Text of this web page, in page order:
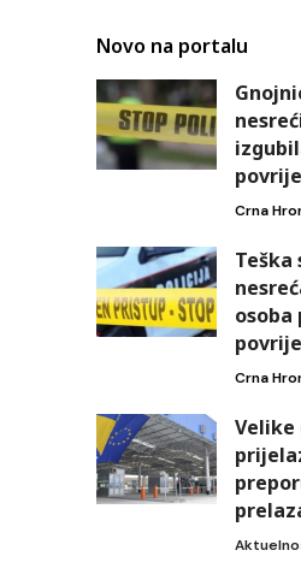
Novo na portalu
Crna
Teška
Crna
Velike